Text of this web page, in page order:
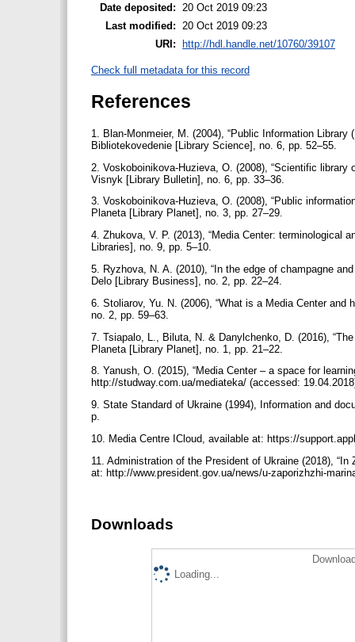
Date deposited:
20 Oct 2019 09:23
Last modified:
20 Oct 2019 09:23
URI:
http://hdl.handle.net/10760/39107
Check full metadata for this record
References
1. Blan-Monmeier, M. (2004), “Public Information
Bibliotekovedenie [Library Science], no. 6, pp. 52–55.
2. Voskoboinikova-Huzieva, O. (2008), “Scientific
Visnyk [Library Bulletin], no. 6, pp. 33–36.
3. Voskoboinikova-Huzieva, O. (2008), “Public
Planeta [Library Planet], no. 3, pp. 27–29.
4. Zhukova, V. P. (2013), “Media Center: terminological
Libraries], no. 9, pp. 5–10.
5. Ryzhova, N. A. (2010), “In the edge of champagne
Delo [Library Business], no. 2, pp. 22–24.
6. Stoliarov, Yu. N. (2006), “What is a Media Center
no. 2, pp. 59–63.
7. Tsiapalo, L., Biluta, N. & Danylchenko, D. (2016),
Planeta [Library Planet], no. 1, pp. 21–22.
8. Yanush, O. (2015), “Media Center – a space for
http://studway.com.ua/mediateka/ (accessed:
9. State Standard of Ukraine (1994), Information and
p.
10. Media Centre ICloud, available at: https://
11. Administration of the President of Ukraine (2018),
at: http://www.president.gov.ua/news/u-zaporizhzhi-
Downloads
Loading...